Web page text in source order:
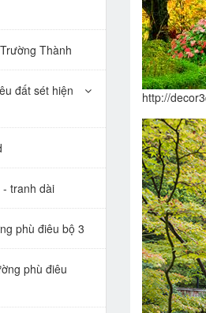
http://
Thành
đất sét hiện
tranh dài
phù điêu bộ 3
phù điêu